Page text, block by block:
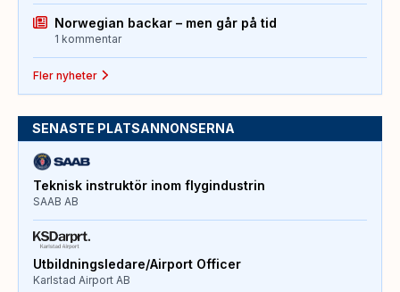
Norwegian backar – men går på tid
1 kommentar
Fler nyheter
SENASTE PLATSANNONSERNA
Teknisk instruktör inom flygindustrin
SAAB AB
Utbildningsledare/Airport Officer
Karlstad Airport AB